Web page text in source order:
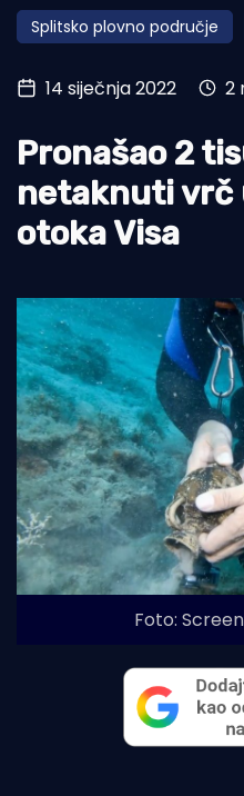
Turizam i nautika
Pomorstvo
Ekologija
Tradicija i kultura
Splitsko plovno područje
14 siječnja 2022 2
Pronašao 2
netaknuti vrč
otoka Visa
Foto: